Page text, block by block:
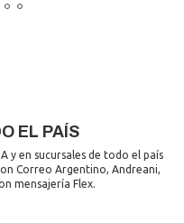
EL PAÍS
y en sucursales de todo el país
Correo Argentino, Andreani,
mensajería Flex.